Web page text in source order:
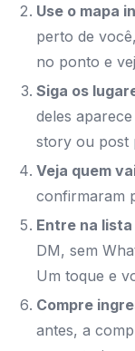
Use o mapa
perto de
no ponto e
Siga os
deles
story ou post
Veja quem
confirmaram
Entre na lista
DM, sem
Um toque e
Compre
antes, a